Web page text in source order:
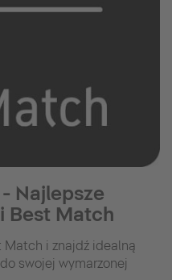
Najlepsze
Best Match
Match i znajdź idealną
swojej wymarzonej